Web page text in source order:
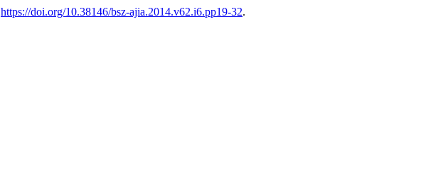
https://doi.org/10.38146/bsz-ajia.2014.v62.i6.pp19-32.